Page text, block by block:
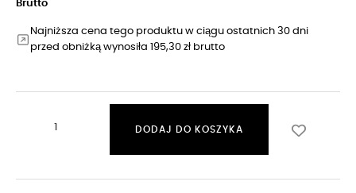
Brutto
Najniższa cena tego produktu w ciągu ostatnich 30 dni
przed obniżką wynosiła 195,30 zł brutto
DODAJ DO KOSZYKA